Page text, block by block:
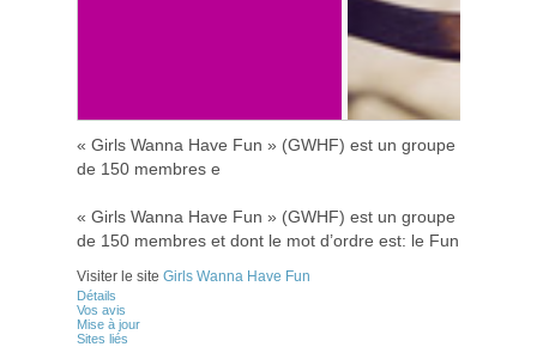
« Girls Wanna Have Fun » (GWHF) est un groupe de
de 150 membres e
« Girls Wanna Have Fun » (GWHF) est un groupe de
de 150 membres et dont le mot d’ordre est: le Fun !
Visiter le site Girls Wanna Have Fun
Détails
Vos avis
Mise à jour
Sites liés